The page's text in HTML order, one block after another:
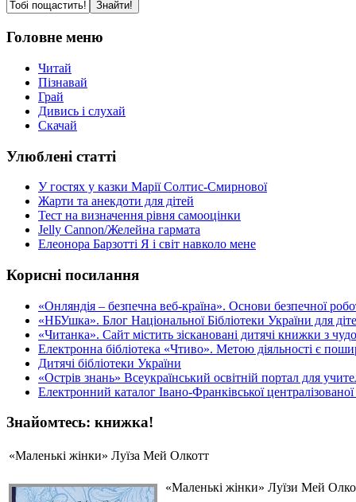
Головне меню
Читай
Пізнавай
Грай
Дивись і слухай
Скачай
Улюблені статті
У гостях у казки Марії Солтис-Смирнової
Жарти та анекдоти для дітей
Тест на визначення рівня самооцінки
Jelly Cannon/Желейна гармата
Елеонора Барзотті Я і світ навколо мене
Корисні посилання
«Oнляндія – безпечна веб-країна». Основи безпечної
«НБУшка». Блог Національної Бібліотеки України для
«Читанка». Сайт містить зіскановані дитячі книжки з
Електронна бібліотека «Чтиво». Метою діяльності є
Дитячі бібліотеки України
«Острів знань» Всеукраїнський освітній портал для
Електронний каталог Івано-Франківської централізованої
Знайомтесь: книжка!
«Маленькі жінки» Луїза Мей Олкотт
«Маленькі жінки» Луїзи Мей